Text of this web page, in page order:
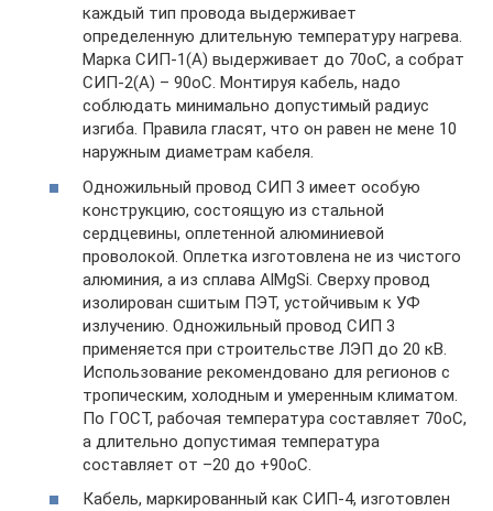
каждый тип провода выдерживает
определенную длительную температуру нагрева.
Марка СИП-1(А) выдерживает до 70оС, а собрат
СИП-2(А) – 90оС. Монтируя кабель, надо
соблюдать минимально допустимый радиус
изгиба. Правила гласят, что он равен не мене 10
наружным диаметрам кабеля.
Одножильный провод СИП 3 имеет особую
конструкцию, состоящую из стальной
сердцевины, оплетенной алюминиевой
проволокой. Оплетка изготовлена не из чистого
алюминия, а из сплава AlMgSi. Сверху провод
изолирован сшитым ПЭТ, устойчивым к УФ
излучению. Одножильный провод СИП 3
применяется при строительстве ЛЭП до 20 кВ.
Использование рекомендовано для регионов с
тропическим, холодным и умеренным климатом.
По ГОСТ, рабочая температура составляет 70оС,
а длительно допустимая температура
составляет от –20 до +90оС.
Кабель, маркированный как СИП-4, изготовлен